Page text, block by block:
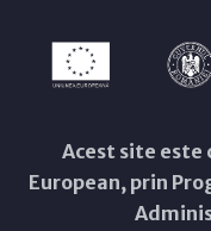
Acest site este
European, prin